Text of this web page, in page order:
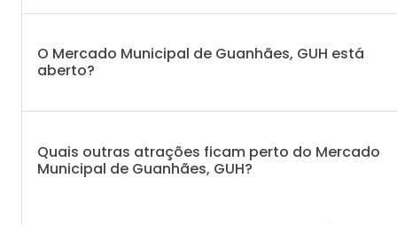
O Mercado Municipal de Guanhães, GUH está
aberto?
Quais outras atrações ficam perto do Mercado
Municipal de Guanhães, GUH?